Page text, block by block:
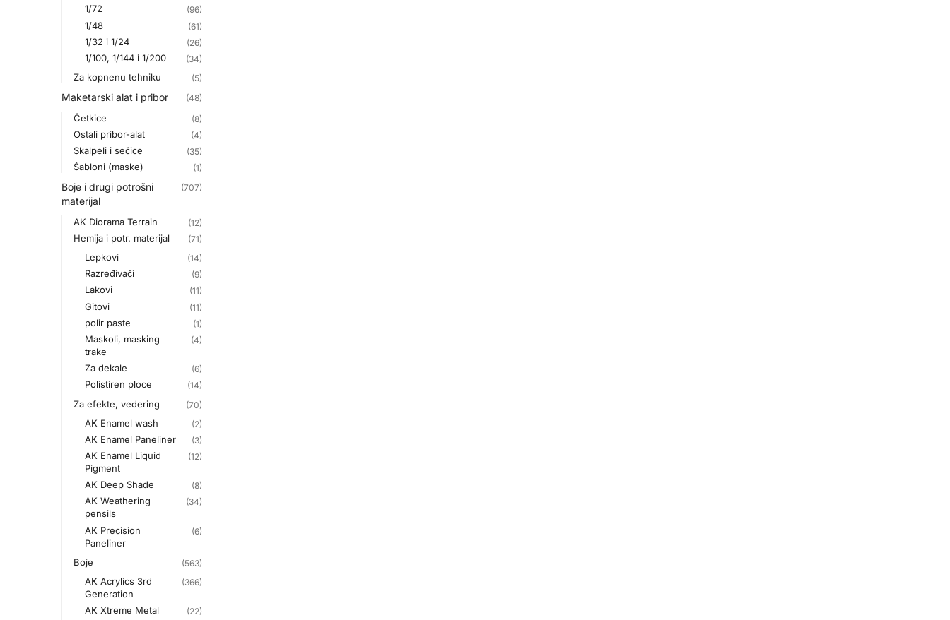
1/72 (96)
1/48 (61)
1/32 i 1/24 (26)
1/100, 1/144 i 1/200 (34)
Za kopnenu tehniku (5)
Maketarski alat i pribor (48)
Četkice (8)
Ostali pribor-alat (4)
Skalpeli i sečice (35)
Šabloni (maske) (1)
Boje i drugi potrošni
materijal
(707)
AK Diorama Terrain (12)
Hemija i potr. materijal (71)
Lepkovi (14)
Razređivači (9)
Lakovi (11)
Gitovi (11)
polir paste (1)
Maskoli, masking
trake
(4)
Za dekale (6)
Polistiren ploce (14)
Za efekte, vedering (70)
AK Enamel wash (2)
AK Enamel Paneliner (3)
AK Enamel Liquid
Pigment
(12)
AK Deep Shade (8)
AK Weathering
pensils
(34)
AK Precision
Paneliner
(6)
Boje (563)
AK Acrylics 3rd
Generation
(366)
AK Xtreme Metal (22)